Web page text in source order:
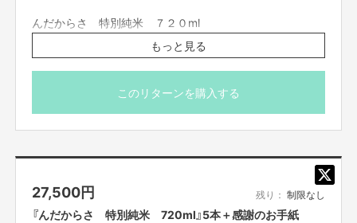
そして、それらの魅力に当の岩手県民はほとんど気付かずに暮らしているこ
とにも驚きでした。
んだからさ 特別純米 ７２０ml
品目：日本酒
原材料名：米（国産）、米麹（国産米）
原料米：岩手県産ぎんおとめ100%
※送料込み、国内のみの発送です。
※20歳未満の方の飲酒は法律で禁止されています。20歳未
満の方には酒類の販売は致しません。
もっと見る
このリターンを購入する
27,500円 残り： 制限なし
『んだからさ 特別純米 720ml』5本＋感謝のお手紙